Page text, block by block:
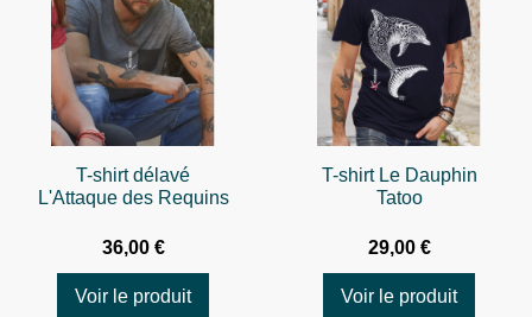
T-shirt délavé
L'Attaque des Requins
36,00 €
Voir le produit
T-shirt Le Dauphin
Tatoo
29,00 €
Voir le produit